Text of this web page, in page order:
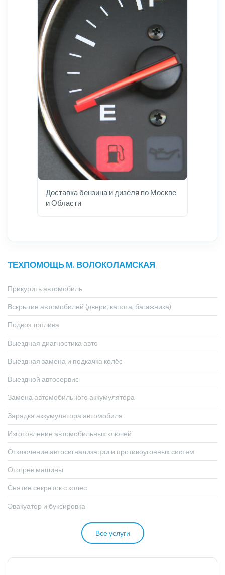
Доставка бензина и дизеля по Москве
и Области
ТЕХПОМОЩЬ М. ВОЛОКОЛАМСКАЯ
Прикурить автомобиль
Вскрытие автомобилей (двери, капота, багажника)
Подвоз топлива
Выездная диагностика авто
Выездная замена и подкачка колёс
Выездной автосервис
Замена автомобильного аккумулятора
Зарядка аккумулятора автомобиля
Изготовление автомобильных ключей
Отключение автосигнализации и противоугонных систем
Отогрев машины
Снятие секреток с колес
Эвакуатор и буксировка
Все услуги